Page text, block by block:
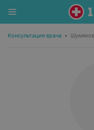
Консультация врача •